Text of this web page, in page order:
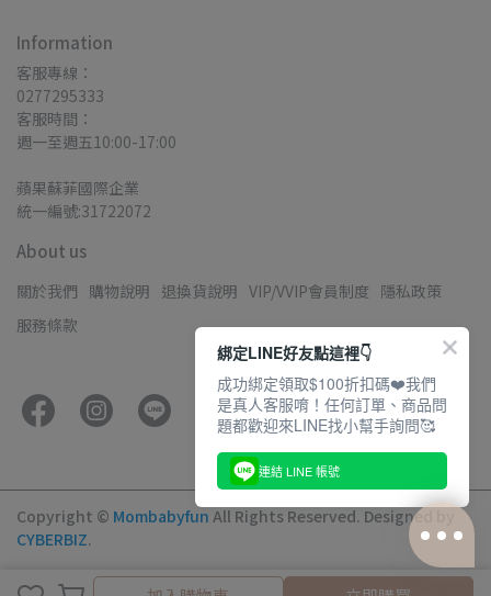
加入購物車
Information
客服專線：
0277295333
客服時間：
週一至週五10:00-17:00
蘋果蘇菲國際企業
統一編號:31722072
About us
關於我們 購物說明 退換貨說明 VIP/VVIP會員制度 隱私政策
服務條款
Copyright © Mombabyfun All Rights Reserved. Designed by
CYBERBIZ.
綁定LINE好友點這裡👇
成功綁定領取$100折扣碼❤️我們
是真人客服唷！任何訂單、商品問
題都歡迎來LINE找小幫手詢問🥰
連結 LINE 帳號